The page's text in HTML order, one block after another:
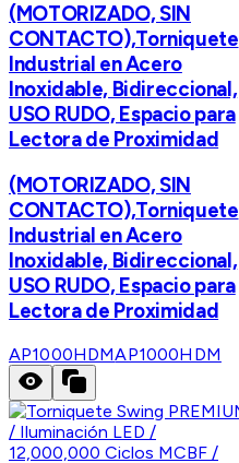
(MOTORIZADO, SIN
CONTACTO),Torniquete
Industrial en Acero
Inoxidable, Bidireccional,
USO RUDO, Espacio para
Lectora de Proximidad
(MOTORIZADO, SIN
CONTACTO),Torniquete
Industrial en Acero
Inoxidable, Bidireccional,
USO RUDO, Espacio para
Lectora de Proximidad
AP1000HDMAP1000HDM